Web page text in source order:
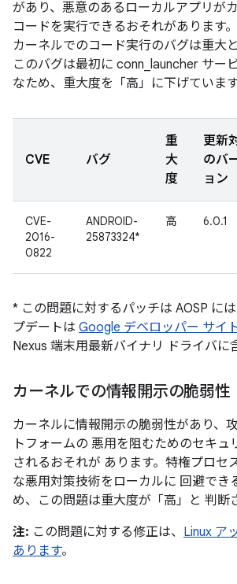
があり、悪意のあるローカルアプリが
コードを実行できるおそれがあります
カーネルでのコード実行のバグは重大
このバグは最初に conn_launcher サー
なため、重大度を「高」に下げています
CVE バグ
重
大
度
更新
のバ
ョン
CVE-
2016-
0822
ANDROID-
25873324*
高 6.0.1
* この問題に対するパッチは AOSP に
プデートは Google デベロッパー サイ
Nexus 端末用最新バイナリ ドライバに
カーネルでの情報開示の脆弱性
カーネルに情報開示の脆弱性があり、
トフォームの 悪用を阻むためのセキュ
されるおそれが あります。特権プロセ
な悪用対策技術をローカルに 回避でき
め、この問題は重大度が「高」と 判断
注: この問題に対する修正は、 Linux ア
あります。